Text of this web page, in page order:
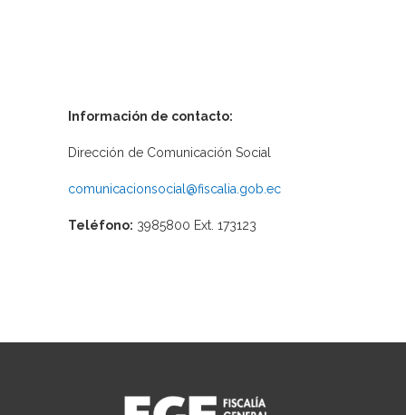
Información de contacto:
Dirección de Comunicación Social
comunicacionsocial@fiscalia.gob.ec
Teléfono: 3985800 Ext. 173123